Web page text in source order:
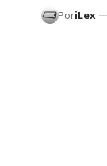
PoriLex